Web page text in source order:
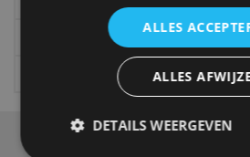
Gadgets
Video
ALLES
ALLES
DETAILS WEERGEVEN